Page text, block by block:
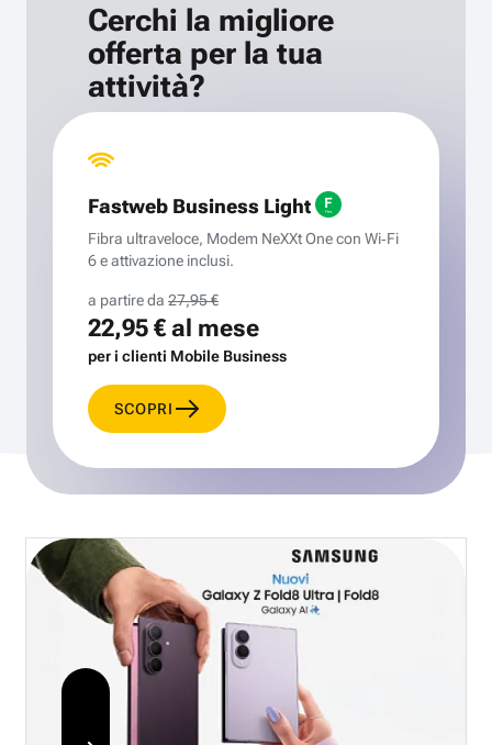
Cerchi la migliore
offerta per la tua
attività?
Fastweb Business Light
Fibra ultraveloce, Modem NeXXt One con Wi‑Fi
6 e attivazione inclusi.
a partire da 27,95 €
22,95 €al mese
per i clienti Mobile Business
SCOPRI